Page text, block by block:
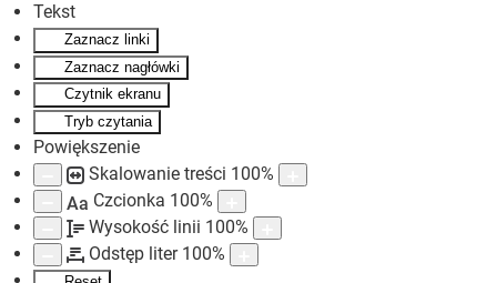
Tekst
Zaznacz linki
Zaznacz nagłówki
Czytnik ekranu
Tryb czytania
Powiększenie
Skalowanie treści 100%
Aa Czcionka 100%
Wysokość linii 100%
Odstęp liter 100%